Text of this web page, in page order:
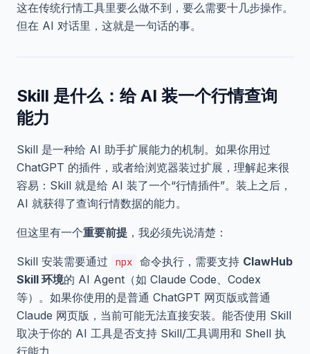
这在传统行情工具里要么做不到，要么需要十几步操作。
但在 AI 对话里，这就是一句话的事。
Skill 是什么：给 AI 装一个行情查询
能力
Skill 是一种给 AI 助手扩展能力的机制。如果你用过
ChatGPT 的插件，或者给浏览器装过扩展，理解起来很
容易：Skill 就是给 AI 装了一个“行情插件”。装上之后，
AI 就获得了查询行情数据的能力。
但这里有一个重要前提 ，我必须先说清楚：
Skill 安装需要通过 npx 命令执行，需要支持 ClawHub
Skill 环境的 AI Agent（如 Claude Code、Codex
等）。如果你使用的是普通 ChatGPT 网页版或普通
Claude 网页版，当前可能无法直接安装。能否使用 Skill
取决于你的 AI 工具是否支持 Skill/工具调用和 Shell 执
行能力。